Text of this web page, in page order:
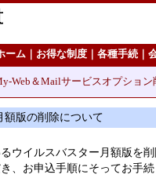
ーム お得な制度 各種手続
Web＆Mailサービスオプション
額版の削除について
ウイルスバスター月額版を
、お申込手順にそってお手